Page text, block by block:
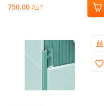
750.00 /шт